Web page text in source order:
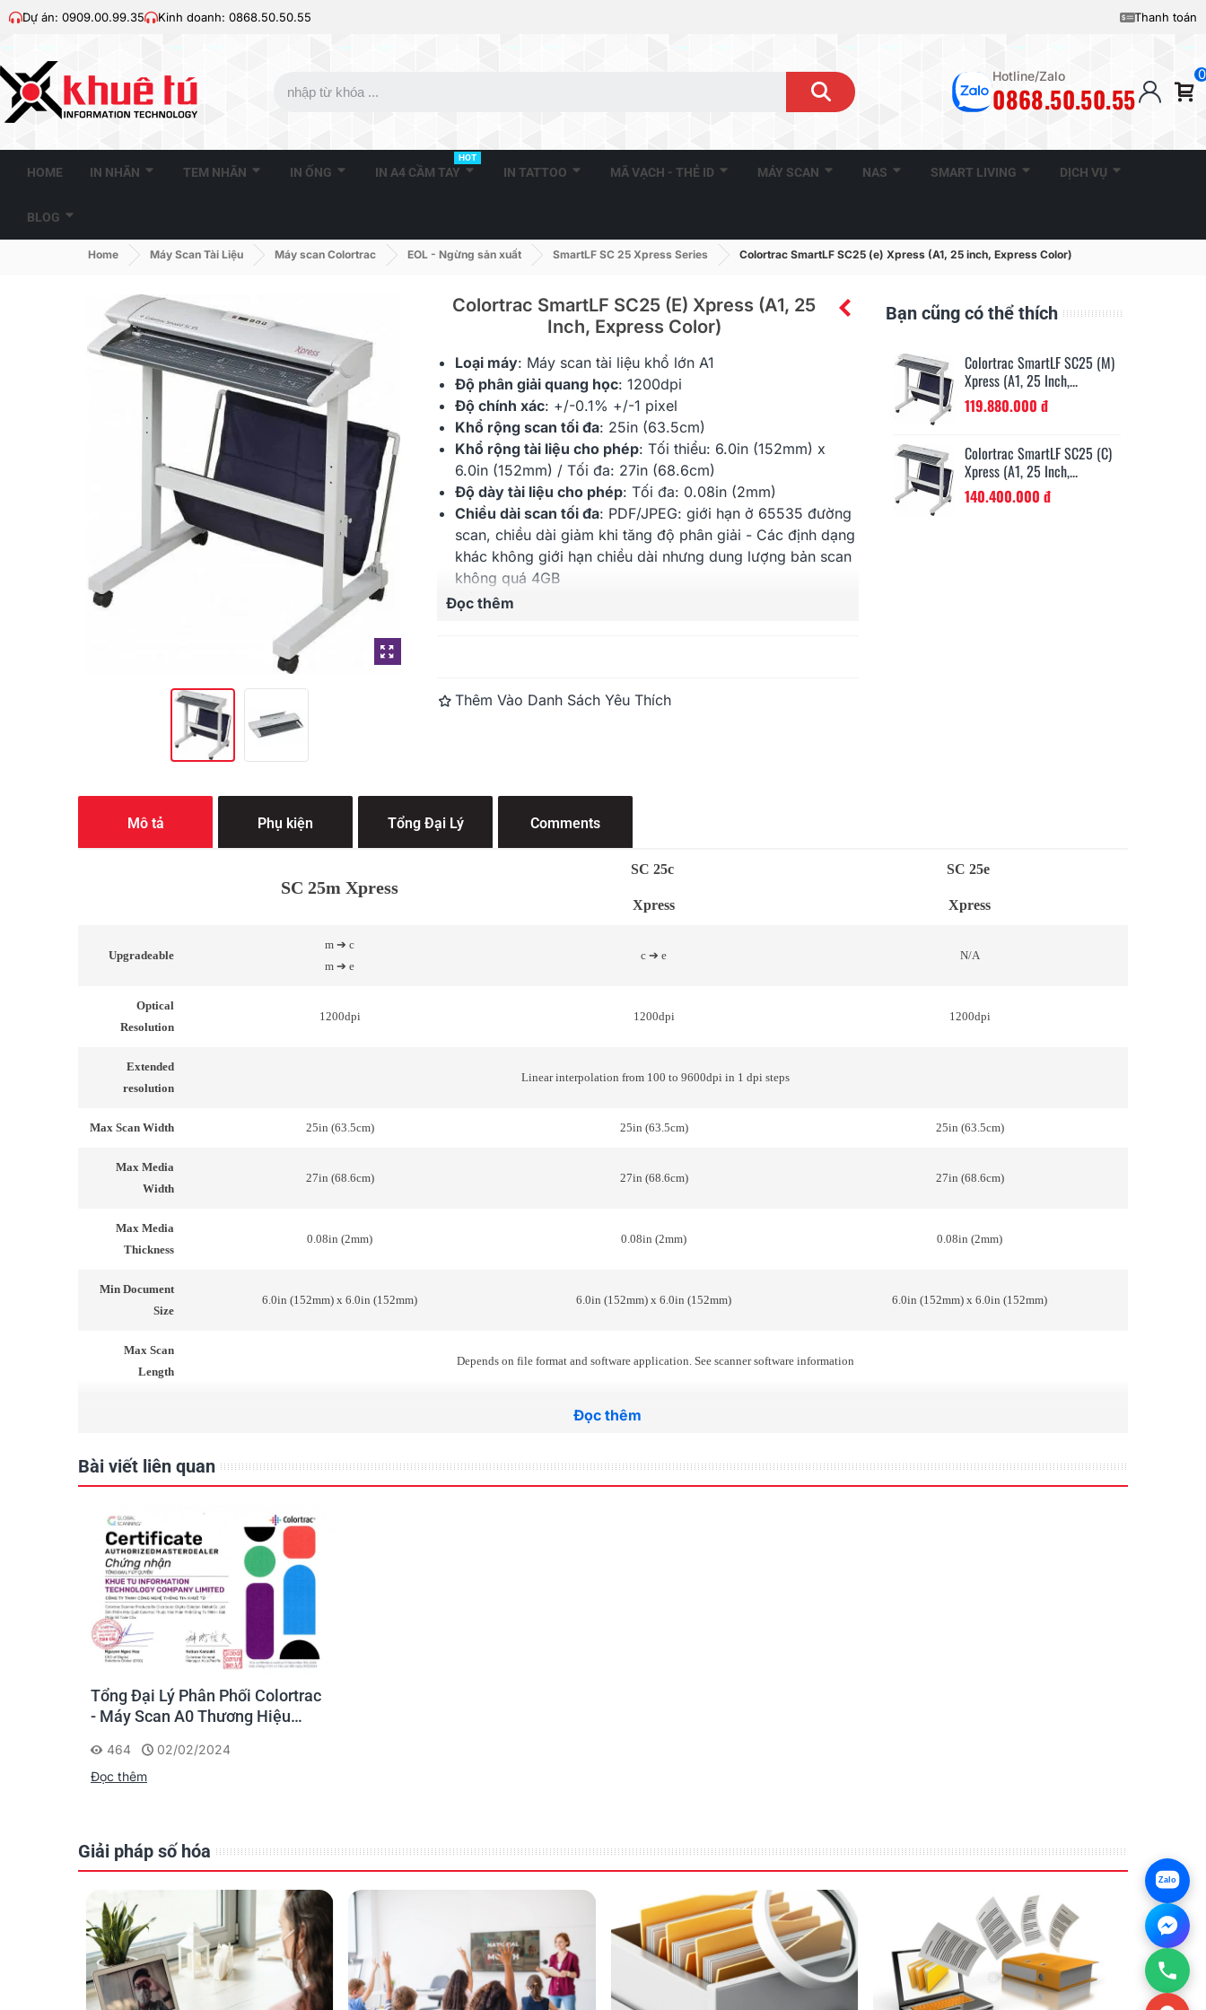
Dự án: 0909.00.99.35 Kinh doanh: 0868.50.50.55 Thanh toán
Hotline/Zalo
0868.50.50.55
0
HOME IN NHÃN TEM NHÃN IN ỐNG IN A4 CẦM TAY
HOT
IN TATTOO MÃ VẠCH - THẺ ID MÁY SCAN NAS SMART LIVING DỊCH VỤ
BLOG
Home Máy Scan Tài Liệu Máy scan Colortrac EOL - Ngừng sản xuất SmartLF SC 25 Xpress Series Colortrac SmartLF SC25 (e) Xpress (A1, 25 inch, Express Color)
Colortrac SmartLF SC25 (e) Xpress (A1, 25
Inch, Express Color)
Loại máy: Máy scan tài liệukhổ lớn A1
Độ phân giải quang học: 1200dpi
Độ chính xác: +/-0.1% +/-1 pixel
Khổ rộng scan tối đa: 25in (63.5cm)
Khổ rộng tài liệu cho phép: Tối thiểu: 6.0in (152mm) x
6.0in (152mm) / Tối đa: 27in (68.6cm)
Độ dày tài liệu cho phép: Tối đa: 0.08in (2mm)
Chiều dài scan tối đa: PDF/JPEG: giới hạn ở 65535 đường
scan, chiều dài giảm khi tăng độ phân giải - Các định dạng
khác không giới hạn chiều dài nhưng dung lượng bản scan
không quá 4GB
Tốc độ scan
Đọc thêm
Thêm Vào Danh Sách Yêu Thích
Bạn cũng có thể thích
Colortrac SmartLF SC25 (m)
Xpress (A1, 25 Inch,...
119.880.000 đ
Colortrac SmartLF SC25 (c)
Xpress (A1, 25 Inch,...
140.400.000 đ
Mô tả Phụ kiện Tổng Đại Lý Comments
SC 25m Xpress
SC 25c
Xpress
SC 25e
Xpress
Upgradeable
m ➔ c
m ➔ e
c ➔ e N/A
Optical
Resolution
1200dpi 1200dpi 1200dpi
Extended
resolution
Linear interpolation from 100 to 9600dpi in 1 dpi steps
Max Scan Width 25in (63.5cm) 25in (63.5cm) 25in (63.5cm)
Max Media
Width
27in (68.6cm) 27in (68.6cm) 27in (68.6cm)
Max Media
Thickness
0.08in (2mm) 0.08in (2mm) 0.08in (2mm)
Min Document
Size
6.0in (152mm) x 6.0in (152mm) 6.0in (152mm) x 6.0in (152mm) 6.0in (152mm) x 6.0in (152mm)
Max Scan
Length
Depends on file format and software application. See scanner software information
+/-0.1% +/-1 pixel
Display
Detects and displays the width of the document as it is loaded (mm or inches)
Technology
SingleSensor
Data Capture
(color/grayscale)
Color Space
mono (in/sec)
8-bit grayscale
Scan Speed 24-
Paper Path
Interface
SuperSpeed USB 3.0 data transfer rates up to 85MB/sec
Optimised USB2 transfer rates up to 35MB/sec
Power
Requirements
External power supply 100~240 VAC autosensing +/-10%, 50-60 Hz
Scanner power consumption 53W (scanning) 5W (standby)
Đọc thêm
Đọc thêm
Bài viết liên quan
Tổng Đại Lý Phân Phối Colortrac
- Máy Scan A0 Thương Hiệu
464
02/02/2024
Đọc thêm
Giải pháp số hóa
Zalo